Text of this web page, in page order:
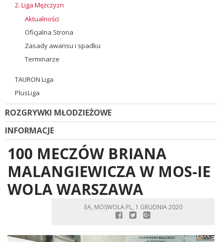
2. Liga Mężczyzn
Aktualności
Oficjalna Strona
Zasady awansu i spadku
Terminarze
TAURON Liga
PlusLiga
ROZGRYWKI MŁODZIEŻOWE
INFORMACJE
100 MECZÓW BRIANA
MALANGIEWICZA W MOS-IE
WOLA WARSZAWA
EA, MOSWOLA.PL, 1 GRUDNIA 2020